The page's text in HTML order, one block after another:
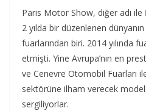
Paris Motor Show, diğer adı ile
2 yılda bir düzenlenen
fuarlarından biri. 2014 yılında
etmişti. Yine Avrupa’nın en
ve Cenevre Otomobil Fuarları
sektörüne ilham verecek
sergiliyorlar.